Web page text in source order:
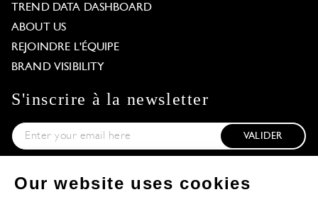
TREND DATA DASHBOARD
ABOUT US
REJOINDRE L'ÉQUIPE
BRAND VISIBILITY
S'inscrire à la newsletter
VALIDER
Our website uses cookies